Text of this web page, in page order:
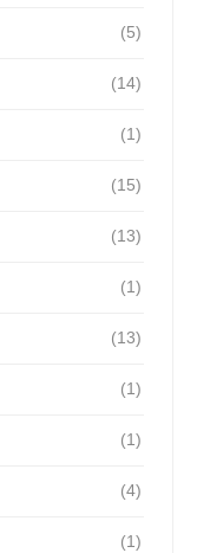
(5)
(14)
(1)
(15)
(13)
(1)
(13)
(1)
(1)
(4)
(1)